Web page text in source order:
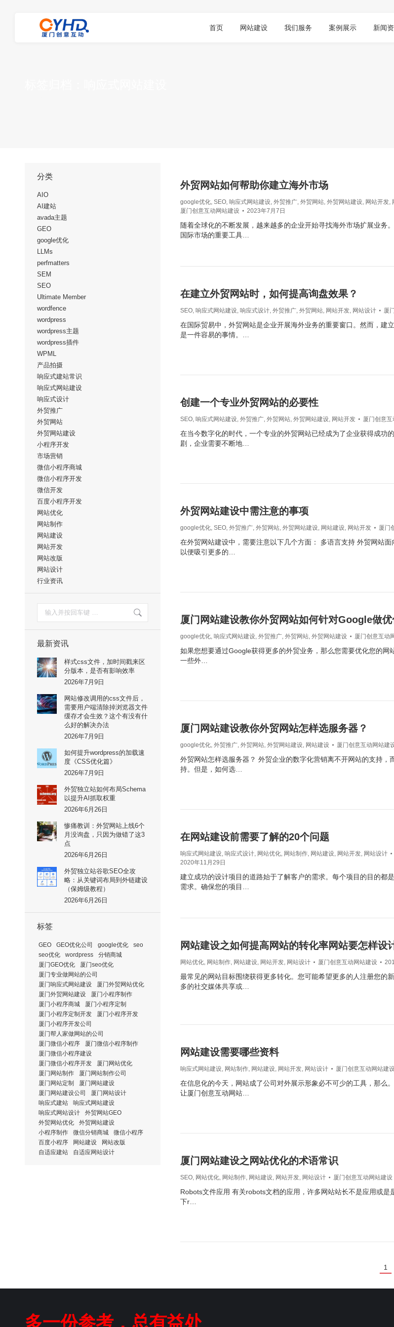
首页 网站建设 我们服务 案例展示 新闻
外贸网站如何帮助你建立海外市场
google优化, SEO, 响应式网站建设, 外贸推广, 外贸网站, 外贸网站建设, 网站开发,
厦门创意互动网站建设
2023年7月7日
随着全球化的不断发展，越来越多的企业开始寻找海外市场扩展业务
国际市场的重要工具…
在建立外贸网站时，如何提高询盘效果？
SEO, 响应式网站建设, 响应式设计, 外贸推广, 外贸网站, 网站开发, 网站设计 厦
在国际贸易中，外贸网站是企业开展海外业务的重要窗口。然而，建
是一件容易的事情。…
创建一个专业外贸网站的必要性
SEO, 响应式网站建设, 外贸推广, 外贸网站, 外贸网站建设, 网站开发 厦门创意
在当今数字化的时代，一个专业的外贸网站已经成为了企业获得成功
剧，企业需要不断地…
外贸网站建设中需注意的事项
google优化, SEO, 外贸推广, 外贸网站, 外贸网站建设, 网站建设, 网站开发 厦门
在外贸网站建设中，需要注意以下几个方面： 多语言支持 外贸网站面
以便吸引更多的…
厦门网站建设教你外贸网站如何针对Google做优
google优化, 响应式网站建设, 外贸推广, 外贸网站, 外贸网站建设 厦门创意互动
如果您想要通过Google获得更多的外贸业务，那么您需要优化您的网
一些外…
厦门网站建设教你外贸网站怎样选服务器？
google优化, 外贸推广, 外贸网站, 外贸网站建设, 网站建设 厦门创意互动网站建
外贸网站怎样选服务器？ 外贸企业的数字化营销离不开网站的支持，
持。但是，如何选…
在网站建设前需要了解的20个问题
响应式网站建设, 响应式设计, 网站优化, 网站制作, 网站建设, 网站开发, 网站设计
2020年11月29日
建立成功的设计项目的道路始于了解客户的需求。每个项目的目的都
需求。确保您的项目…
网站建设之如何提高网站的转化率网站要怎样设
网站优化, 网站制作, 网站建设, 网站开发, 网站设计 厦门创意互动网站建设
最常见的网站目标围绕获得更多转化。您可能希望更多的人注册您的
多的社交媒体共享或…
网站建设需要哪些资料
响应式网站建设, 网站制作, 网站建设, 网站开发, 网站设计 厦门创意互动网站建
在信息化的今天，网站成了公司对外展示形象必不可少的工具，那么
让厦门创意互动网站…
厦门网站建设之网站优化的术语常识
SEO, 网站优化, 网站制作, 网站建设, 网站开发, 网站设计 厦门创意互动网站建设
Robots文件应用 有关robots文档的应用，许多网站站长不是应用或是
下r…
1
分类
AIO
AI建站
avada主题
GEO
google优化
LLMs
perfmatters
SEM
SEO
Ultimate Member
wordfence
wordpress
wordpress主题
wordpress插件
WPML
产品拍摄
响应式建站常识
响应式网站建设
响应式设计
外贸推广
外贸网站
外贸网站建设
小程序开发
市场营销
微信小程序商城
微信小程序开发
微信开发
百度小程序开发
网站优化
网站制作
网站建设
网站开发
网站改版
网站设计
行业资讯
索：
最新资讯
样式css文件，加时间戳来区
分版本，是否有影响效率
2026年7月9日
网站修改调用的css文件后，
需要用户端清除掉浏览器文件
缓存才会生效？这个有没有什
么好的解决办法
2026年7月9日
如何提升wordpress的加载速
度《CSS优化篇》
2026年7月9日
外贸独立站如何布局Schema
以提升AI抓取权重
2026年6月26日
惨痛教训：外贸网站上线6个
月没询盘，只因为做错了这3
点
2026年6月26日
外贸独立站谷歌SEO全攻
略：从关键词布局到外链建设
（保姆级教程）
2026年6月26日
标签
GEO GEO优化公司 google优化
seo
seo优化
wordpress
分销商城
厦门GEO优化
厦门seo优化
厦门专业做网站的公司
厦门响应式网站建设
厦门外贸网站优化
厦门外贸网站建设
厦门小程序制作
厦门小程序商城
厦门小程序定制
厦门小程序定制开发
厦门小程序开发
厦门小程序开发公司
厦门帮人家做网站的公司
厦门微信小程序
厦门微信小程序制作
厦门微信小程序建设
厦门微信小程序开发
厦门网站优化
厦门网站制作
厦门网站制作公司
厦门网站定制
厦门网站建设
厦门网站建设公司
厦门网站设计
响应式建站
响应式网站建设
响应式网站设计
外贸网站GEO
外贸网站优化
外贸网站建设
小程序制作
微信分销商城
微信小程序
百度小程序
网站建设
网站改版
自适应建站
自适应网站设计
多一份参考，总有益处